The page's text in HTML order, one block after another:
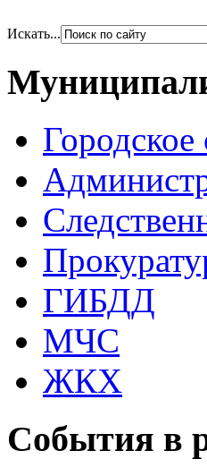
Искать...
Городское
ГИБДД
МЧС
ЖКХ
События в